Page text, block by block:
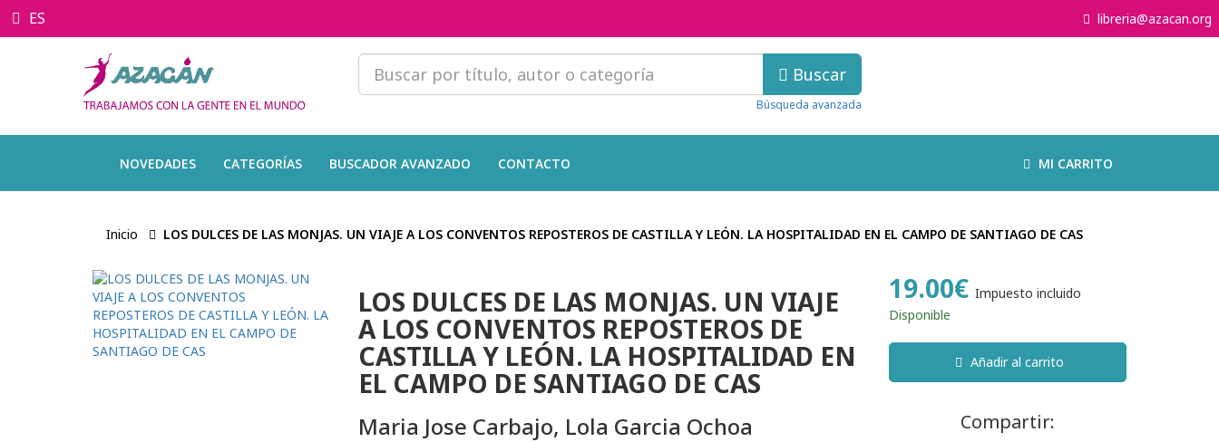
ES libreria@azacan.org
Buscar
Búsqueda avanzada
NOVEDADES CATEGORÍAS BUSCADOR AVANZADO CONTACTO MI CARRITO
Inicio LOS DULCES DE LAS MONJAS. UN VIAJE A LOS CONVENTOS REPOSTEROS DE CASTILLA Y LEÓN. LA HOSPITALIDAD EN EL CAMPO DE SANTIAGO DE CAS
LOS DULCES DE LAS MONJAS. UN VIAJE
A LOS CONVENTOS REPOSTEROS DE
CASTILLA Y LEÓN. LA HOSPITALIDAD EN
EL CAMPO DE SANTIAGO DE CAS
Maria Jose Carbajo, Lola Garcia Ochoa
19.00€ Impuesto incluido
Disponible
Añadir al carrito
Compartir: